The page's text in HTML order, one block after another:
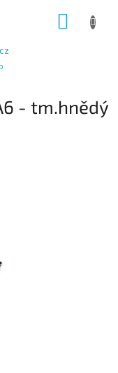
- tm.hnědý